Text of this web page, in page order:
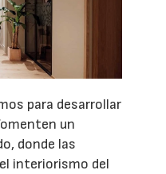
para desarrollar
un
donde las
interiorismo del